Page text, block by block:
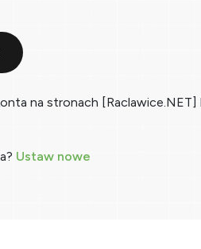
na stronach [Raclawice.NET]
Ustaw nowe